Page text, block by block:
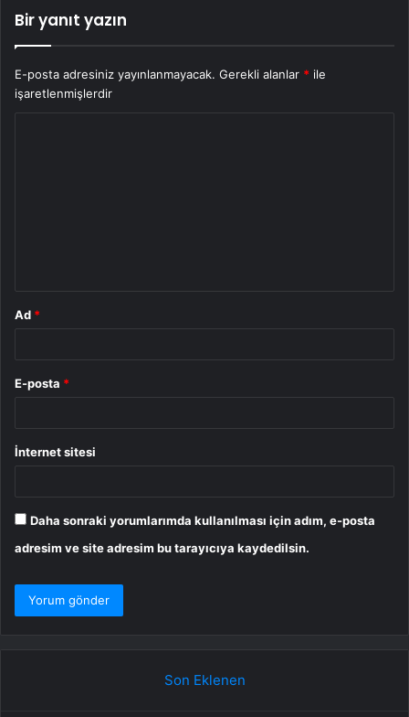
Bir yanıt yazın
E-posta adresiniz yayınlanmayacak. Gerekli alanlar * ile
işaretlenmişlerdir
Ad *
E-posta *
İnternet sitesi
Daha sonraki yorumlarımda kullanılması için adım, e-posta
adresim ve site adresim bu tarayıcıya kaydedilsin.
Son Eklenen